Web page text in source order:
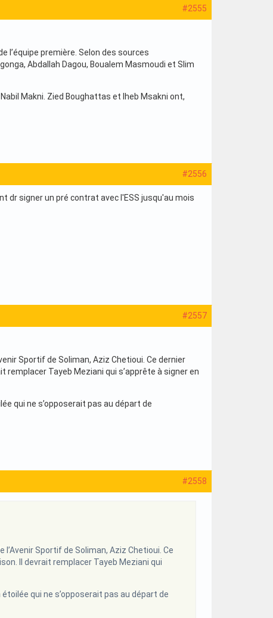
#2555
l’équipe première. Selon des sources
Abdallah Dagou, Boualem Masmoudi et Slim
Makni. Zied Boughattas et Iheb Msakni ont,
#2556
dr signer un pré contrat avec l'ESS jusqu'au mois
#2557
Sportif de Soliman, Aziz Chetioui. Ce dernier
remplacer Tayeb Meziani qui s’apprête à signer en
qui ne s’opposerait pas au départ de
#2558
Sportif de Soliman, Aziz Chetioui. Ce
Il devrait remplacer Tayeb Meziani qui
qui ne s’opposerait pas au départ de